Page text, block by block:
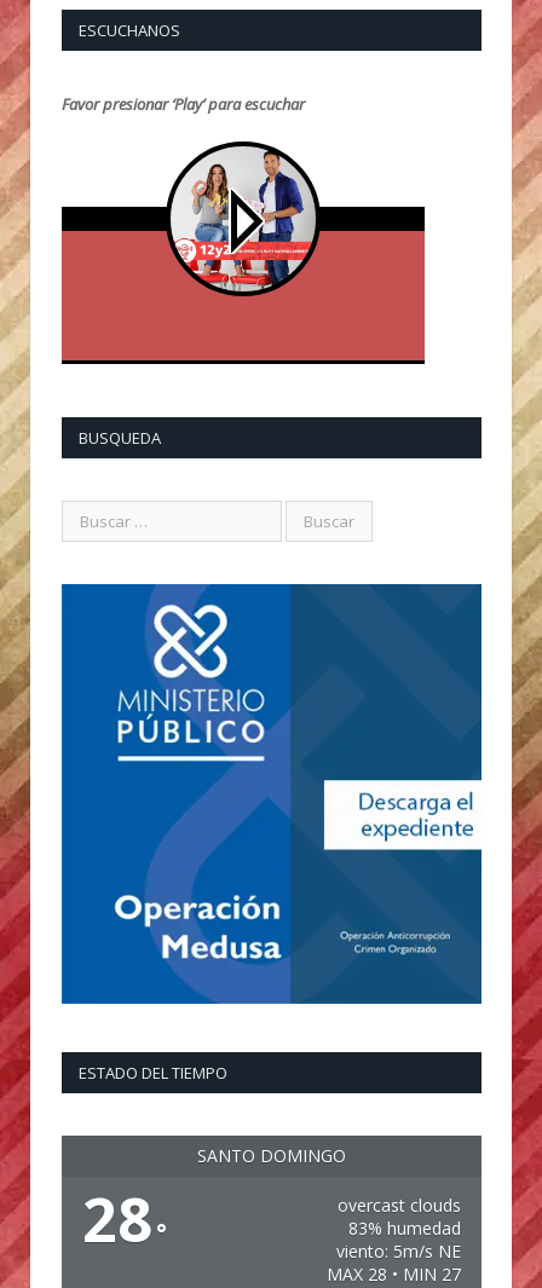
ESCUCHANOS
Favor presionar ‘Play’ para escuchar
BUSQUEDA
ESTADO DEL TIEMPO
SANTO DOMINGO
28°
overcast clouds
83% humedad
viento: 5m/s NE
MAX 28 • MIN 27